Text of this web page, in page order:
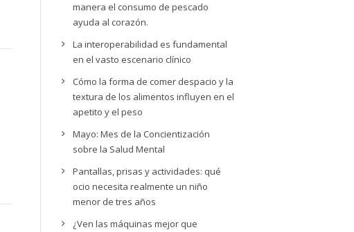
manera el consumo de pescado
ayuda al corazón.
La interoperabilidad es fundamental
en el vasto escenario clínico
Cómo la forma de comer despacio y la
textura de los alimentos influyen en el
apetito y el peso
Mayo: Mes de la Concientización
sobre la Salud Mental
Pantallas, prisas y actividades: qué
ocio necesita realmente un niño
menor de tres años
¿Ven las máquinas mejor que